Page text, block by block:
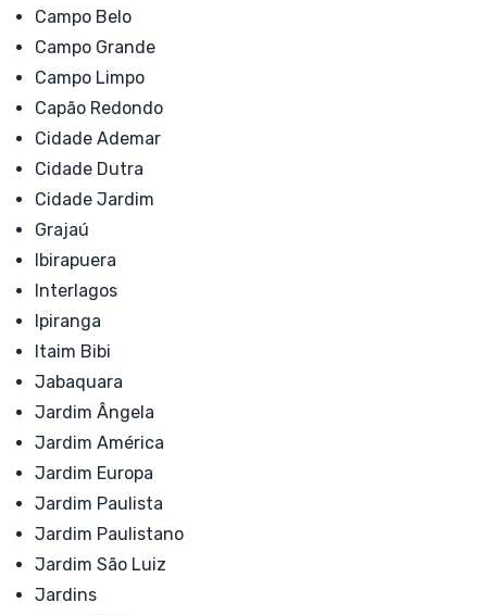
Campo Belo
Campo Grande
Campo Limpo
Capão Redondo
Cidade Ademar
Cidade Dutra
Cidade Jardim
Grajaú
Ibirapuera
Interlagos
Ipiranga
Itaim Bibi
Jabaquara
Jardim Ângela
Jardim América
Jardim Europa
Jardim Paulista
Jardim Paulistano
Jardim São Luiz
Jardins